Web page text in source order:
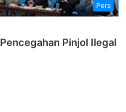
Pers
Pinjol Ilegal